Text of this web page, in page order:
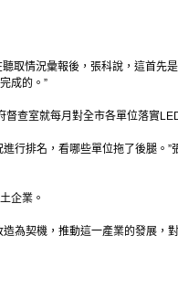
取情況彙報後，張科說，這首先
成的。”
查室就每月對全市各單位落實
行排名，看哪些單位拖了後腿。
企業。
為契機，推動這一產業的發展，